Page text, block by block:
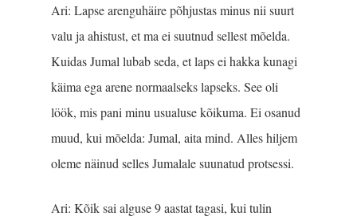
Ari: Lapse arenguhäire põhjustas minus nii suurt
valu ja ahistust, et ma ei suutnud sellest mõelda.
Kuidas Jumal lubab seda, et laps ei hakka kunagi
käima ega arene normaalseks lapseks. See oli
löök, mis pani minu usualuse kõikuma. Ei osanud
muud, kui mõelda: Jumal, aita mind. Alles hiljem
oleme näinud selles Jumalale suunatud protsessi.
Ari: Kõik sai alguse 9 aastat tagasi, kui tulin